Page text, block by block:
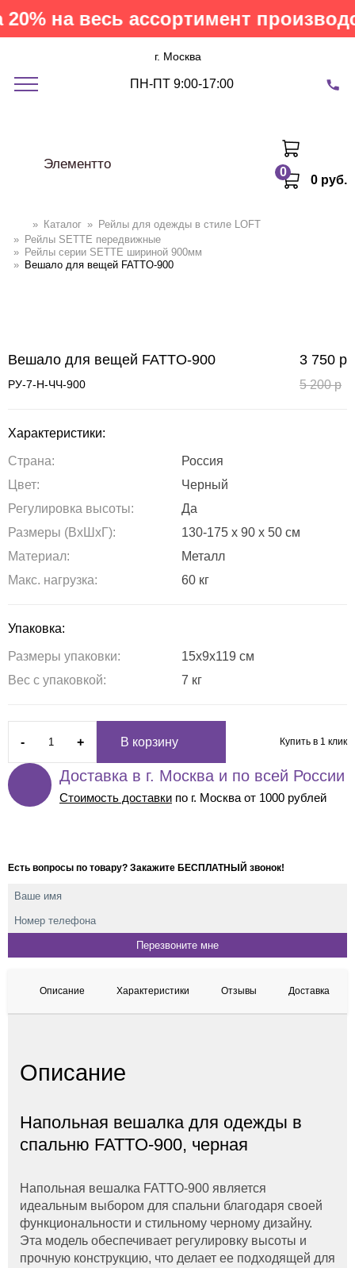
на весь ассортимент
г. Москва
ПН-ПТ 9:00-17:00
Элементто
0
0 руб.
» Каталог » Рейлы для одежды в стиле LOFT
» Рейлы SETTE передвижные
» Рейлы серии SETTE шириной 900мм
» Вешало для вещей FATTO-900
Вешало для вещей FATTO-900
РУ-7-Н-ЧЧ-900
3 750 р
5 200р
Характеристики:
Страна:
Россия
Цвет:
Черный
Регулировка высоты:
Да
Размеры (ВxШxГ):
130-175 x 90 x 50 см
Материал:
Металл
Maкс. нагрузка:
60 кг
Упаковка:
Размеры упаковки:
15x9x119 см
Вес с упаковкой:
7 кг
- + В корзину Купить в 1 клик
Доставка в г. Москва и по всей России
Стоимость доставки по г. Москва от 1000 рублей
Есть вопросы по товару? Закажите БЕСПЛАТНЫЙ звонок!
Описание Характеристики Отзывы Доставка
Описание
Напольная вешалка для одежды в
спальню FATTO-900, черная
Напольная вешалка FATTO-900 является
идеальным выбором для спальни благодаря своей
функциональности и стильному черному дизайну.
Эта модель обеспечивает регулировку высоты и
прочную конструкцию, что делает ее подходящей для